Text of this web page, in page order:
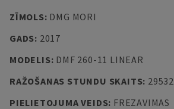
ZĪMOLS: DMG MORI
GADS: 2017
MODELIS: DMF 260-11 LINEAR
RAŽOŠANAS STUNDU SKAITS: 29532
PIELIETOJUMA VEIDS: FREZAVIMAS